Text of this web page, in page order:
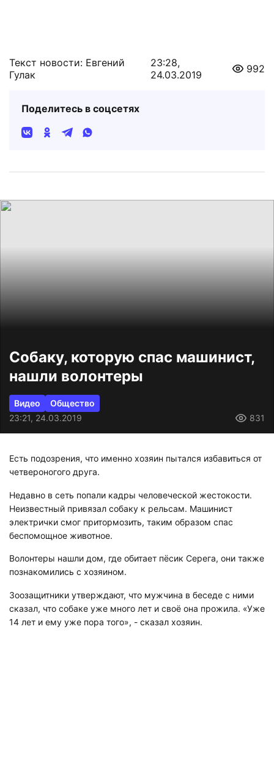
Текст новости: Евгений
Гулак
23:28,
24.03.2019
992
Поделитесь в соцсетях
Собаку, которую спас машинист,
нашли волонтеры
Видео
Общество
23:21, 24.03.2019
831
Есть подозрения, что именно хозяин пытался избавиться от
четвероногого друга.
Недавно в сеть попали кадры человеческой жестокости.
Неизвестный привязал собаку к рельсам. Машинист
электрички смог притормозить, таким образом спас
беспомощное животное.
Волонтеры нашли дом, где обитает пёсик Серега, они также
познакомились с хозяином.
Зоозащитники утверждают, что мужчина в беседе с ними
сказал, что собаке уже много лет и своё она прожила. «Уже
14 лет и ему уже пора того», - сказал хозяин.